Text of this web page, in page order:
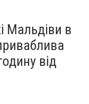
новий
температурний
Мальдіви в
від